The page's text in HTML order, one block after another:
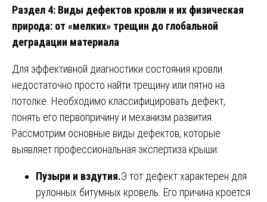
Раздел 4: Виды дефектов кровли и их физическая
природа: от «мелких» трещин до глобальной
деградации материала
Для эффективной диагностики состояния кровли
недостаточно просто найти трещину или пятно на
потолке. Необходимо классифицировать дефект,
понять его первопричину и механизм развития.
Рассмотрим основные виды дефектов, которые
выявляет профессиональная экспертиза крыши:
Пузыри и вздутия.Э тот дефект характерен для
рулонных битумных кровель. Его причина кроется